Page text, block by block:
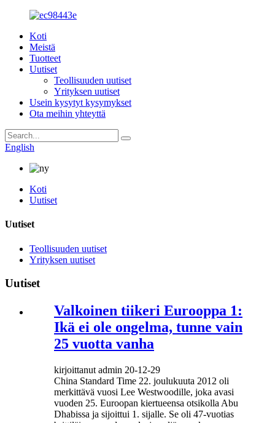
Koti
Meistä
Tuotteet
Uutiset
Teollisuuden uutiset
Yrityksen uutiset
Usein kysytyt kysymykset
Ota meihin yhteyttä
English
Koti
Uutiset
Uutiset
Teollisuuden uutiset
Yrityksen uutiset
Uutiset
Valkoinen tiikeri Eurooppa 1:
Ikä ei ole ongelma, tunne vain
25 vuotta vanha
kirjoittanut admin 20-12-29
China Standard Time 22. joulukuuta 2012 oli
merkittävä vuosi Lee Westwoodille, joka avasi
vuoden 25. Euroopan kiertueensa otsikolla Abu
Dhabissa ja sijoittui 1. sijalle. Se oli 47-vuotias